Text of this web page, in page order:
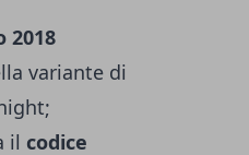
2018
variante di
il codice